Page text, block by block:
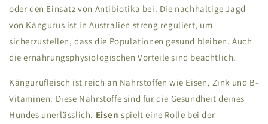
oder den Einsatz von Antibiotika bei. Die nachhaltige Jagd
von Kängurus ist in Australien streng reguliert, um
sicherzustellen, dass die Populationen gesund bleiben. Auch
die ernährungsphysiologischen Vorteile sind beachtlich.
Kängurufleisch ist reich an Nährstoffen wie Eisen, Zink und B-
Vitaminen. Diese Nährstoffe sind für die Gesundheit deines
Hundes unerlässlich. Eisen spielt eine Rolle bei der